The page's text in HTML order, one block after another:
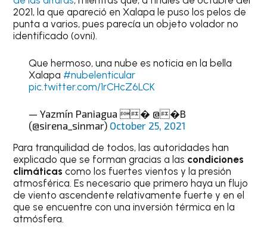
2021, la que apareció en Xalapa le puso los pelos de
punta a varios, pues parecía un objeto volador no
identificado (ovni).
Que hermoso, una nube es noticia en la bella
Xalapa #nubelenticular
pic.twitter.com/1rCHcZ6LCK
— Yazmín Paniagua � @�B
(@sirena_sinmar) October 25, 2021
Para tranquilidad de todos, las autoridades han
explicado que se forman gracias a las condiciones
climáticas como los fuertes vientos y la presión
atmosférica. Es necesario que primero haya un flujo
de viento ascendente relativamente fuerte y en el
que se encuentre con una inversión térmica en la
atmósfera.